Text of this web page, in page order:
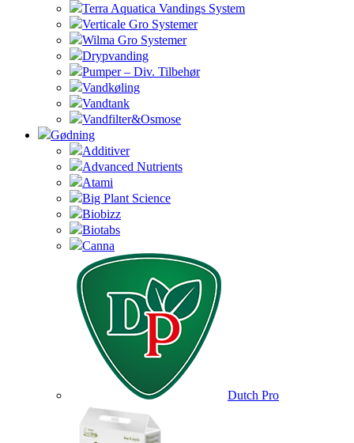
Terra Aquatica Vandings System
Verticale Gro Systemer
Wilma Gro Systemer
Drypvanding
Pumper – Div. Tilbehør
Vandkøling
Vandtank
Vandfilter&Osmose
Gødning
Additiver
Advanced Nutrients
Atami
Big Plant Science
Biobizz
Biotabs
Canna
Dutch Pro